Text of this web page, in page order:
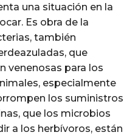
una situación en la
Es obra de la
también
que
venenosas para los
especialmente
los suministros
que los microbios
a los herbívoros, están